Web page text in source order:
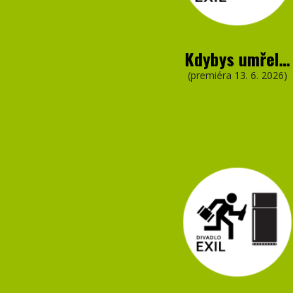
Kdybys umřel…
(premiéra 13. 6. 2026)